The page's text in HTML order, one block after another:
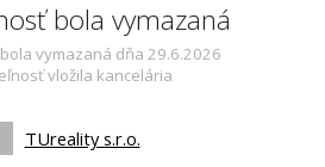
bola vymazaná
vymazaná dňa 29.6.2026
vložila kancelária
TUreality s.r.o.